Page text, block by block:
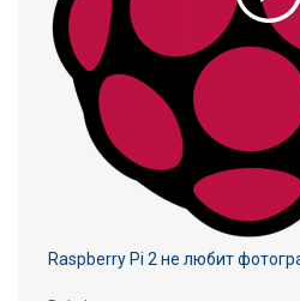
Raspberry Pi 2 не любит